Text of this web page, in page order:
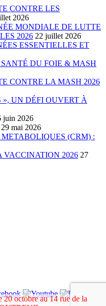
CONTRE LES
2026
MONDIALE DE LUTTE
2026 22 juillet 2026
ESSENTIELLES ET
DU FOIE & MASH
CONTRE LA MASH 2026
», UN DÉFI OUVERT À
juin 2026
29 mai 2026
(CRM) :
VACCINATION 2026 27
20 octobre au 14 rue de la